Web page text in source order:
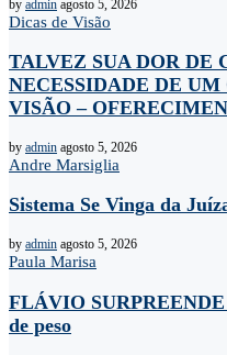
by admin agosto 5, 2026
Dicas de Visão
TALVEZ SUA DOR DE
NECESSIDADE DE
VISÃO –
by admin agosto 5, 2026
Andre Marsiglia
Sistema Se Vinga da
by admin agosto 5, 2026
Paula Marisa
FLÁVIO
de peso